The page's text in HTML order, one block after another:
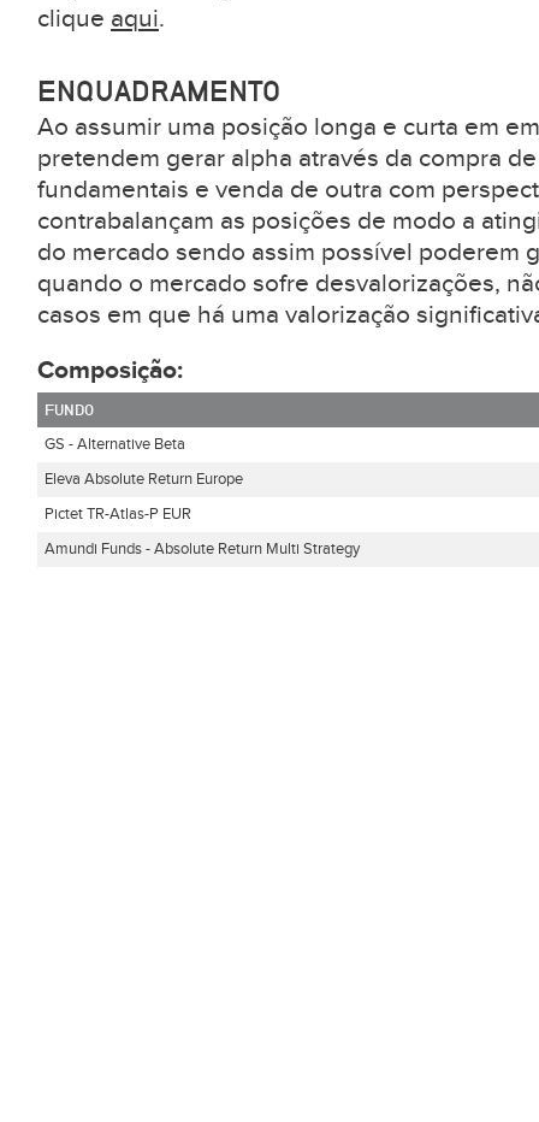
clique aqui.
ENQUADRAMENTO
Ao assumir uma posição longa e curta em
pretendem gerar alpha através da compra
fundamentais e venda de outra com
contrabalançam as posições de modo a
do mercado sendo assim possível poderem
quando o mercado sofre desvalorizações,
casos em que há uma valorização
Composição:
FUNDO
GS - Alternative Beta
Eleva Absolute Return Europe
Pictet TR-Atlas-P EUR
Amundi Funds - Absolute Return Multi Strategy